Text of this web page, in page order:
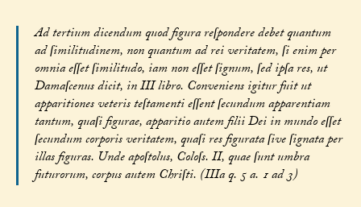
Ad tertium dicendum quod figura reſpondere debet quantum
ad ſimilitudinem, non quantum ad rei veritatem, ſi enim per
omnia eſſet ſimilitudo, iam non eſſet ſignum, ſed ipſa res, ut
Damaſcenus dicit, in III libro. Conveniens igitur fuit ut
apparitiones veteris teſtamenti eſſent ſecundum apparentiam
tantum, quaſi figurae, apparitio autem filii Dei in mundo eſſet
ſecundum corporis veritatem, quaſi res figurata ſive ſignata per
illas figuras. Unde apoſtolus, Coloſs. II, quae ſunt umbra
futurorum, corpus autem Chriſti. (IIIa q. 5 a. 1 ad 3)